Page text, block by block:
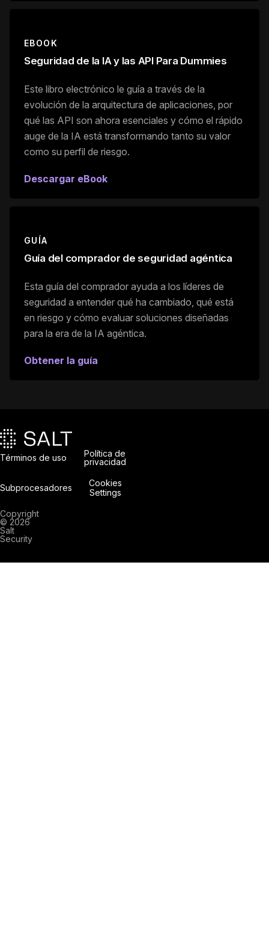
EBOOK
Seguridad de la IA y las API Para Dummies
Este libro electrónico le guía a través de la
evolución de la arquitectura de aplicaciones, por
qué las API son ahora esenciales y cómo el rápido
auge de la IA está transformando tanto su valor
como su perfil de riesgo.
Descargar eBook
GUÍA
Guía del comprador de seguridad agéntica
Esta guía del comprador ayuda a los líderes de
seguridad a entender qué ha cambiado, qué está
en riesgo y cómo evaluar soluciones diseñadas
para la era de la IA agéntica.
Obtener la guía
Términos de uso
Política de
privacidad
Subprocesadores
Cookies
Settings
Copyright
© 2026
Salt
Security